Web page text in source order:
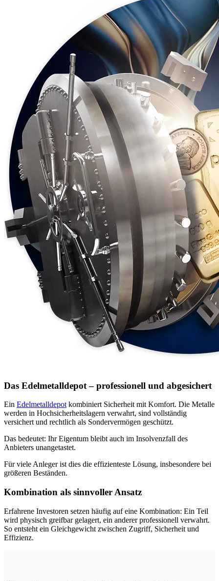
Das Edelmetalldepot – professionell und abgesichert
Ein Edelmetalldepot kombiniert Sicherheit mit Komfort. Die Metalle
werden in Hochsicherheitslagern verwahrt, sind vollständig
versichert und rechtlich als Sondervermögen geschützt.
Das bedeutet: Ihr Eigentum bleibt auch im Insolvenzfall des
Anbieters unangetastet.
Für viele Anleger ist dies die effizienteste Lösung, insbesondere bei
größeren Beständen.
Kombination als sinnvoller Ansatz
Erfahrene Investoren setzen häufig auf eine Kombination: Ein Teil
wird physisch greifbar gelagert, ein anderer professionell verwahrt.
So entsteht ein Gleichgewicht zwischen Zugriff, Sicherheit und
Effizienz.